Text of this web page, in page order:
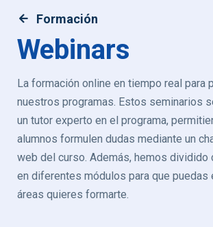
Formación
Webinars
La formación online en tiempo real para
nuestros programas. Estos seminarios
un tutor experto en el programa,
alumnos formulen dudas mediante un
web del curso. Además, hemos dividido
en diferentes módulos para que puedas
áreas quieres formarte.